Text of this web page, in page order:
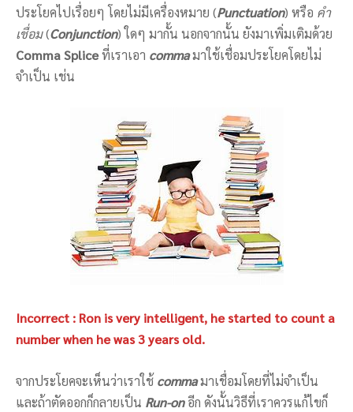
ประโยคไปเรื่อยๆ โดยไม่มีเครื่องหมาย (Punctuation) หรือ คำ
เชื่อม(Conjunction) ใดๆ มากั้น นอกจากนั้น ยังมาเพิ่มเติมด้วย
Comma Spliceที่เราเอา commaมาใช้เชื่อมประโยคโดยไม่
จำเป็น เช่น
Incorrect : Ron is very intelligent, he started to count a
number when he was 3 years old.
จากประโยคจะเห็นว่าเราใช้ commaมาเชื่อมโดยที่ไม่จำเป็น
และถ้าตัดออกก็กลายเป็น Run-onอีก ดังนั้นวิธีที่เราควรแก้ไขก็